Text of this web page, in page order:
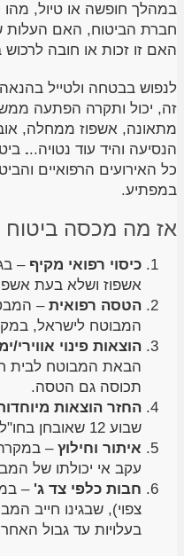
במהלך חופשה או טיול, מהו
חברת הביטוח, האם העלות
האם זו זכות או חובה לרכוש
לנפוש בבטחה ולטייל
זה, יכול ותקרה הפתעה
מתאונה, אשפוז ממחלה,
הנסיעה והיד עוד נטויה...
כל האירועים הרפואיים
במפתיע.
אז מה מכסה ביטוח
כיסוי רפואי מקיף –
אשפוז ושלא בעת
הטסה רפואית –
המבוטח לישראל,
הוצאות פינוי אווירי/
הבאת המבוטח לבית
תכוסה גם הטסה.
החזר הוצאות
שבוע 12 שאובחן בחו"ל, הטסת מלווה למקום האישפוז
איתור וחילוץ –
עקב אי יכולתו של
חבות כלפי צד ג' –
צפוי), שבגינו חייב
בעלויות עד גבול האחריות,